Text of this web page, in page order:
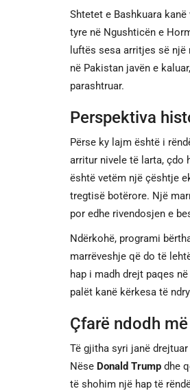
Shtetet e Bashkuara
tyre në Ngushticën e
luftës sesa arritjes së
në Pakistan javën e
parashtruar.
Perspektiva
Përse ky lajm është i
arritur nivele të larta, çdo
është vetëm një çështje
tregtisë botërore. Një
por edhe rivendosjen e
Ndërkohë, programi
marrëveshje që do të
hap i madh drejt paqes
palët kanë kërkesa të
Çfarë ndodh
Të gjitha syri janë
Nëse Donald Trump dhe
të shohim një hap të